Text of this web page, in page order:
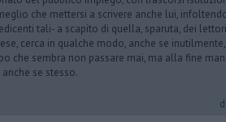
che mettersi a scrivere anche lui,
tali- a scapito di quella, sparuta, dei
cerca in qualche modo, anche se
che sembra non passare mai, ma alla fine
se stesso.